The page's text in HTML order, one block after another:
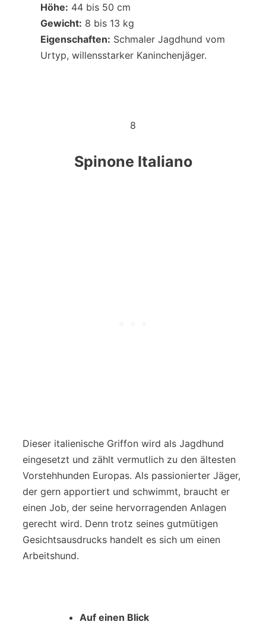
Höhe: 44 bis 50 cm
Gewicht: 8 bis 13 kg
Eigenschaften: Schmaler Jagdhund vom
Urtyp, willensstarker Kaninchenjäger.
8
Spinone Italiano
Dieser italienische Griffon wird als Jagdhund
eingesetzt und zählt vermutlich zu den ältesten
Vorstehhunden Europas. Als passionierter Jäger,
der gern apportiert und schwimmt, braucht er
einen Job, der seine hervorragenden Anlagen
gerecht wird. Denn trotz seines gutmütigen
Gesichtsausdrucks handelt es sich um einen
Arbeitshund.
Auf einen Blick